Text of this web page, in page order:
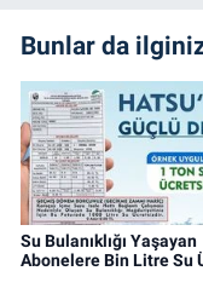
Bunlar da
Su Bulanıklığı Yaşayan
Abonelere Bin Litre Su